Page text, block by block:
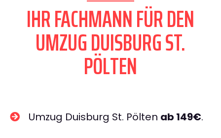
IHR FACHMANN FÜR DEN
UMZUG DUISBURG ST.
PÖLTEN
Umzug Duisburg St. Pölten ab 149€.